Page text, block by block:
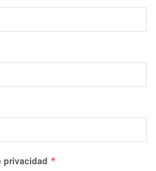
privacidad *